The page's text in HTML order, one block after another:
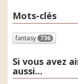
Mots-clés
fantasy 736
Si vous avez
aussi...